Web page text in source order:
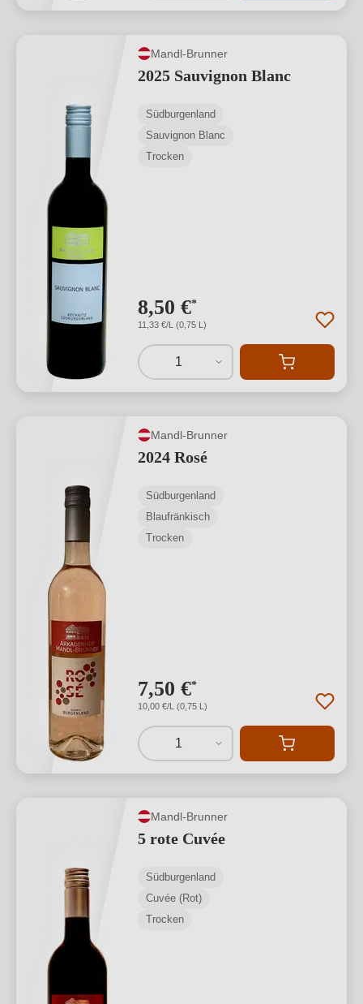
Mandl-Brunner
2025 Sauvignon Blanc
Südburgenland
Sauvignon Blanc
Trocken
8,50 €*
11,33 €/L (0,75 L)
1
Mandl-Brunner
2024 Rosé
Südburgenland
Blaufränkisch
Trocken
7,50 €*
10,00 €/L (0,75 L)
1
Mandl-Brunner
5 rote Cuvée
Südburgenland
Cuvée (Rot)
Trocken